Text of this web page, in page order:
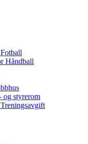
Håndball
og styrerom